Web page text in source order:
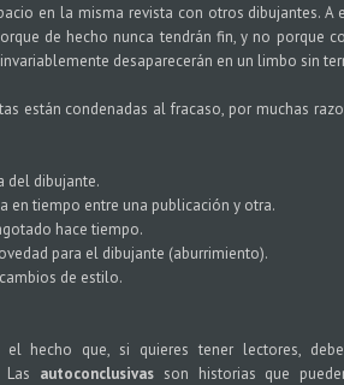
en la misma revista con otros dibujantes. A
de hecho nunca tendrán fin, y no porque
desaparecerán en un limbo sin
están condenadas al fracaso, por muchas
del dibujante.
en tiempo entre una publicación y otra.
hace tiempo.
para el dibujante (aburrimiento).
de estilo.
el hecho que, si quieres tener lectores,
Las autoconclusivasson historias que